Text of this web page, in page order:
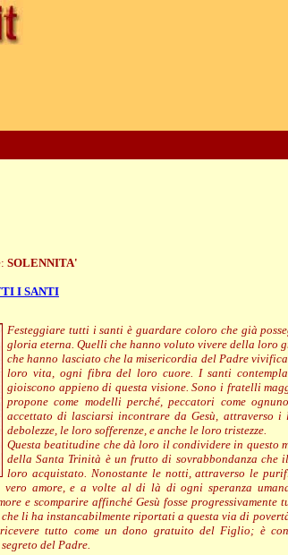
SOLENNITA'
I SANTI
Festeggiare tutti i santi è guardare coloro che già
gloria eterna. Quelli che hanno voluto vivere della loro
che hanno lasciato che la misericordia del Padre
loro vita, ogni fibra del loro cuore. I santi
gioiscono appieno di questa visione. Sono i fratelli
propone come modelli perché, peccatori come
accettato di lasciarsi incontrare da Gesù, attraverso
debolezze, le loro sofferenze, e anche le loro tristezze.
Questa beatitudine che dà loro il condividere in questo
della Santa Trinità è un frutto di sovrabbondanza che
loro acquistato. Nonostante le notti, attraverso le
vero amore, e a volte al di là di ogni speranza
e scomparire affinché Gesù fosse
li ha instancabilmente riportati a questa via di
tutto come un dono gratuito del Figlio; è
del Padre.